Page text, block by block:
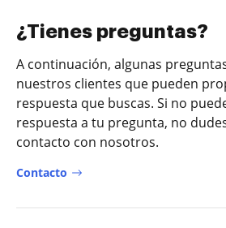
¿Tienes preguntas?
A continuación, algunas
nuestros clientes que pueden
respuesta que buscas. Si no
respuesta a tu pregunta, no
contacto con nosotros.
Contacto